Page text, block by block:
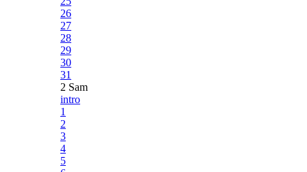
26
27
28
29
30
31
2 Sam
intro
1
2
3
4
5